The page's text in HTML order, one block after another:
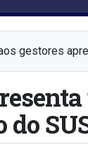
gestores